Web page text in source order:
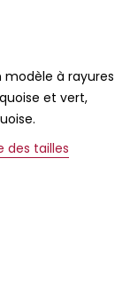
à rayures
et vert,
des tailles